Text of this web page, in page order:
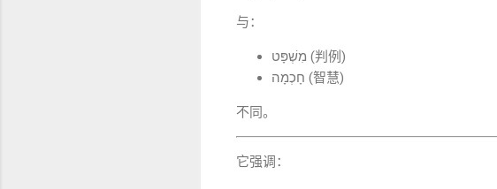
与：
מִשְׁפָּט (判例)
חָכְמָה (智慧)
不同。
它强调：